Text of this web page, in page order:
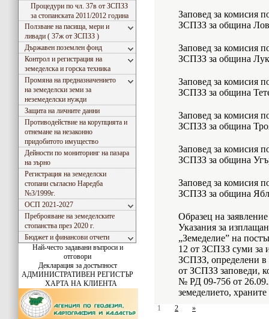
Процедури по чл. 37в от ЗСПЗЗ
за стопанската 2011/2012 година
Ползване на пасища, мери и
ливади ( 37ж от ЗСПЗЗ )
Държавен поземлен фонд
Контрол и регистрация на
земеделска и горска техника
Промяна на предназначението
на земеделски земи за
неземеделски нужди
Защита на личните данни
Противодействие на корупцията и
отнемане на незаконно
придобитото имущество
Дейности по мониторинг на пазара
на зърно
Регистрация на земеделски
стопани съгласно Наредба
№3/1999г.
ОСП 2021-2027
Преброяване на земеделските
стопанства през 2020 г.
Бюджет и финансови отчети
Най-често задавани въпроси и
отговори
Декларация за достъпност
АДМИНИСТРАТИВЕН РЕГИСТЪР
ХАРТА НА КЛИЕНТА
Заповед за комисия
ЗСПЗЗ за община
Заповед за комисия
ЗСПЗЗ за община
Заповед за комисия
ЗСПЗЗ за община
Заповед за комисия
ЗСПЗЗ за община
Заповед за комисия
ЗСПЗЗ за община
Заповед за комисия
ЗСПЗЗ за община
Образец на
Указания за
„Земеделие” на
12 от ЗСПЗЗ суми за
ЗСПЗЗ, определени в
от ЗСПЗЗ заповеди,
№ РД 09-756 от
земеделието,
1 2 »